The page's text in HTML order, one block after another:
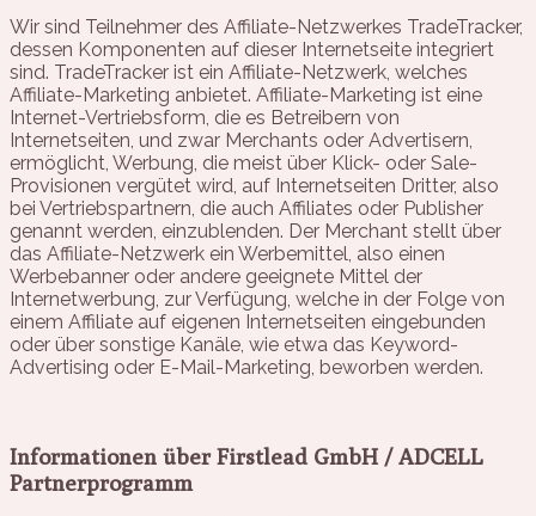
Wir sind Teilnehmer des Affiliate-Netzwerkes TradeTracker,
dessen Komponenten auf dieser Internetseite integriert
sind. TradeTracker ist ein Affiliate-Netzwerk, welches
Affiliate-Marketing anbietet. Affiliate-Marketing ist eine
Internet-Vertriebsform, die es Betreibern von
Internetseiten, und zwar Merchants oder Advertisern,
ermöglicht, Werbung, die meist über Klick- oder Sale-
Provisionen vergütet wird, auf Internetseiten Dritter, also
bei Vertriebspartnern, die auch Affiliates oder Publisher
genannt werden, einzublenden. Der Merchant stellt über
das Affiliate-Netzwerk ein Werbemittel, also einen
Werbebanner oder andere geeignete Mittel der
Internetwerbung, zur Verfügung, welche in der Folge von
einem Affiliate auf eigenen Internetseiten eingebunden
oder über sonstige Kanäle, wie etwa das Keyword-
Advertising oder E-Mail-Marketing, beworben werden.
Informationen über Firstlead GmbH / ADCELL
Partnerprogramm